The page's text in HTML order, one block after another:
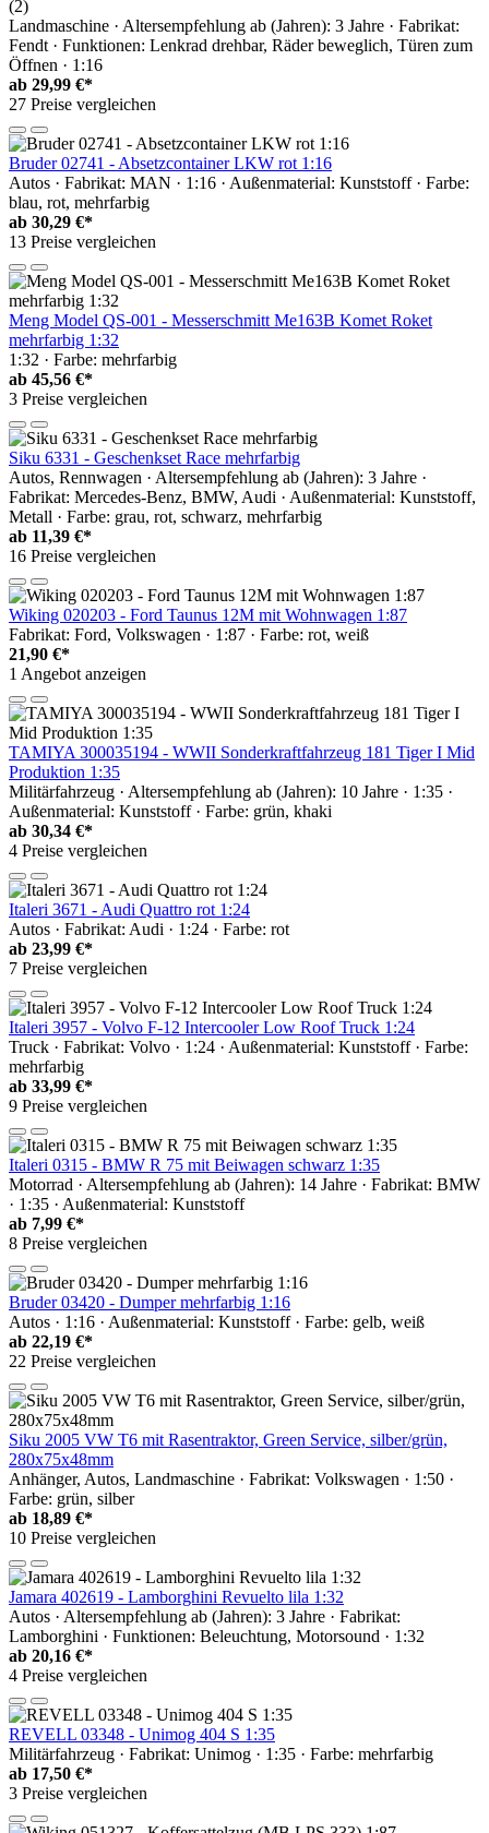
(2)
Landmaschine · Altersempfehlung ab (Jahren): 3 Jahre · Fabrikat:
Fendt · Funktionen: Lenkrad drehbar, Räder beweglich, Türen zum
Öffnen · 1:16
ab 29,99 €*
27 Preise vergleichen
Bruder 02741 - Absetzcontainer LKW rot 1:16
Autos · Fabrikat: MAN · 1:16 · Außenmaterial: Kunststoff · Farbe:
blau, rot, mehrfarbig
ab 30,29 €*
13 Preise vergleichen
Meng Model QS-001 - Messerschmitt Me163B Komet Roket
mehrfarbig 1:32
1:32 · Farbe: mehrfarbig
ab 45,56 €*
3 Preise vergleichen
Siku 6331 - Geschenkset Race mehrfarbig
Autos, Rennwagen · Altersempfehlung ab (Jahren): 3 Jahre ·
Fabrikat: Mercedes-Benz, BMW, Audi · Außenmaterial: Kunststoff,
Metall · Farbe: grau, rot, schwarz, mehrfarbig
ab 11,39 €*
16 Preise vergleichen
Wiking 020203 - Ford Taunus 12M mit Wohnwagen 1:87
Fabrikat: Ford, Volkswagen · 1:87 · Farbe: rot, weiß
21,90 €*
1 Angebot anzeigen
TAMIYA 300035194 - WWII Sonderkraftfahrzeug 181 Tiger I Mid
Produktion 1:35
Militärfahrzeug · Altersempfehlung ab (Jahren): 10 Jahre · 1:35 ·
Außenmaterial: Kunststoff · Farbe: grün, khaki
ab 30,34 €*
4 Preise vergleichen
Italeri 3671 - Audi Quattro rot 1:24
Autos · Fabrikat: Audi · 1:24 · Farbe: rot
ab 23,99 €*
7 Preise vergleichen
Italeri 3957 - Volvo F-12 Intercooler Low Roof Truck 1:24
Truck · Fabrikat: Volvo · 1:24 · Außenmaterial: Kunststoff · Farbe:
mehrfarbig
ab 33,99 €*
9 Preise vergleichen
Italeri 0315 - BMW R 75 mit Beiwagen schwarz 1:35
Motorrad · Altersempfehlung ab (Jahren): 14 Jahre · Fabrikat: BMW
· 1:35 · Außenmaterial: Kunststoff
ab 7,99 €*
8 Preise vergleichen
Bruder 03420 - Dumper mehrfarbig 1:16
Autos · 1:16 · Außenmaterial: Kunststoff · Farbe: gelb, weiß
ab 22,19 €*
22 Preise vergleichen
Siku 2005 VW T6 mit Rasentraktor, Green Service, silber/grün,
280x75x48mm
Anhänger, Autos, Landmaschine · Fabrikat: Volkswagen · 1:50 ·
Farbe: grün, silber
ab 18,89 €*
10 Preise vergleichen
Jamara 402619 - Lamborghini Revuelto lila 1:32
Autos · Altersempfehlung ab (Jahren): 3 Jahre · Fabrikat:
Lamborghini · Funktionen: Beleuchtung, Motorsound · 1:32
ab 20,16 €*
4 Preise vergleichen
REVELL 03348 - Unimog 404 S 1:35
Militärfahrzeug · Fabrikat: Unimog · 1:35 · Farbe: mehrfarbig
ab 17,50 €*
3 Preise vergleichen